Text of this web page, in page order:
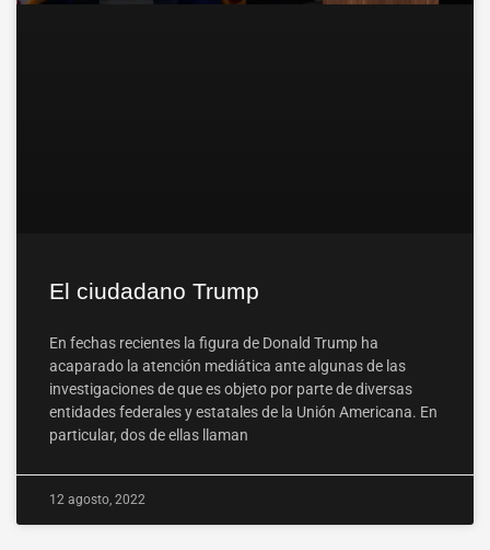
El ciudadano Trump
En fechas recientes la figura de Donald Trump ha
acaparado la atención mediática ante algunas de las
investigaciones de que es objeto por parte de diversas
entidades federales y estatales de la Unión Americana. En
particular, dos de ellas llaman
12 agosto, 2022